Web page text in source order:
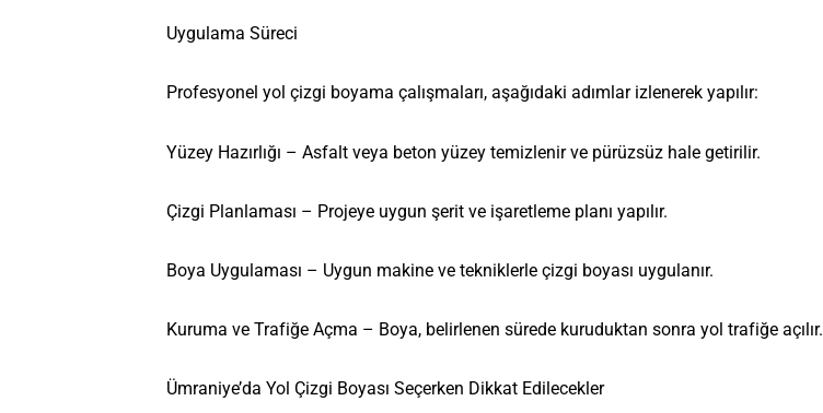
Uygulama Süreci
Profesyonel yol çizgi boyama çalışmaları, aşağıdaki adımlar izlenerek yapılır:
Yüzey Hazırlığı – Asfalt veya beton yüzey temizlenir ve pürüzsüz hale getirilir.
Çizgi Planlaması – Projeye uygun şerit ve işaretleme planı yapılır.
Boya Uygulaması – Uygun makine ve tekniklerle çizgi boyası uygulanır.
Kuruma ve Trafiğe Açma – Boya, belirlenen sürede kuruduktan sonra yol trafiğe açılır.
Ümraniye’da Yol Çizgi Boyası Seçerken Dikkat Edilecekler